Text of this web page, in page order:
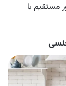
مستقیم با